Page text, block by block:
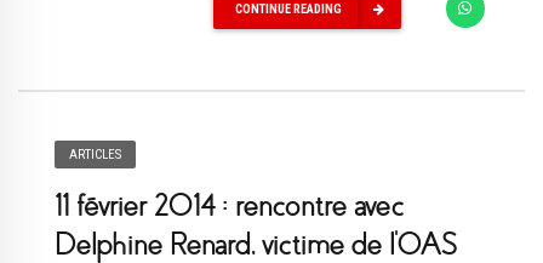
CONTINUE READING
ARTICLES
11 février 2014 : rencontre avec
Delphine Renard, victime de l’OAS